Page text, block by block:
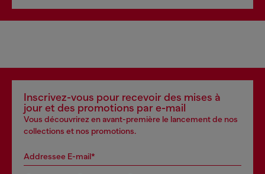
Inscrivez-vous pour recevoir des mises à
jour et des promotions par e-mail
Vous découvrirez en avant-première le lancement de nos
collections et nos promotions.
Addressee E-mail*